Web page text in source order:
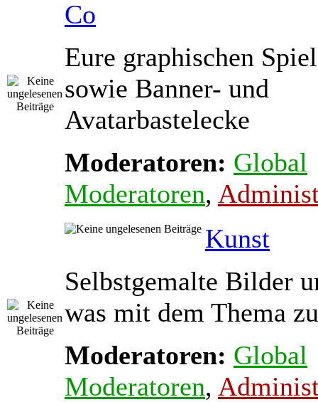
Co
Eure graphischen
sowie Banner- und
Avatarbastelecke
Moderatoren: Global
Moderatoren,
Kunst
Selbstgemalte Bilder
was mit dem Thema
Moderatoren: Global
Moderatoren,